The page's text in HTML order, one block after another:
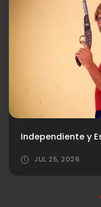
JUL 25, 2026